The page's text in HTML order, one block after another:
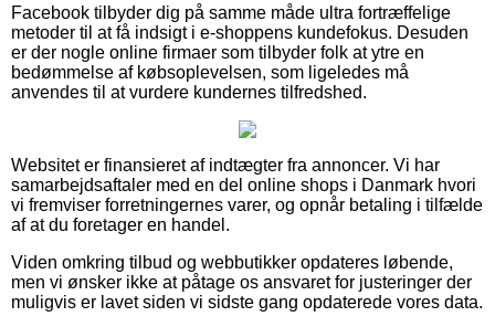
Facebook tilbyder dig på samme måde ultra fortræffelige
metoder til at få indsigt i e-shoppens kundefokus. Desuden
er der nogle online firmaer som tilbyder folk at ytre en
bedømmelse af købsoplevelsen, som ligeledes må
anvendes til at vurdere kundernes tilfredshed.
Websitet er finansieret af indtægter fra annoncer. Vi har
samarbejdsaftaler med en del online shops i Danmark hvori
vi fremviser forretningernes varer, og opnår betaling i tilfælde
af at du foretager en handel.
Viden omkring tilbud og webbutikker opdateres løbende,
men vi ønsker ikke at påtage os ansvaret for justeringer der
muligvis er lavet siden vi sidste gang opdaterede vores data.